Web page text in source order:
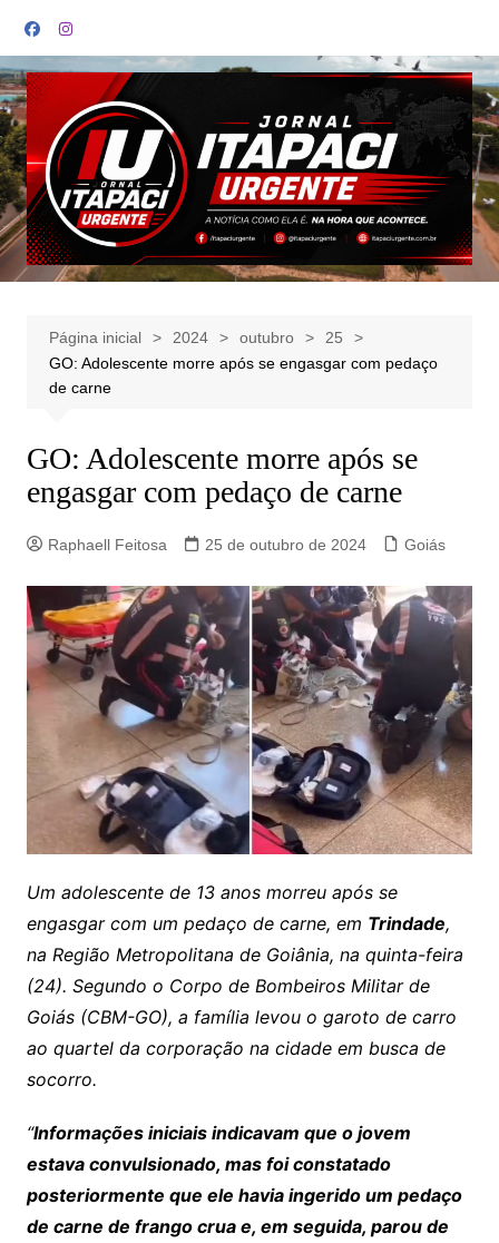
para
o
conteúdo
Página inicial 2024 outubro
25
GO: Adolescente morre após se engasgar com pedaço
de carne
GO: Adolescente morre após se
engasgar com pedaço de carne
Raphaell Feitosa 25 de outubro de 2024 Goiás
Um adolescente de 13 anos morreu após se
engasgar com um pedaço de carne, em Trindade,
na Região Metropolitana de Goiânia, na quinta-feira
(24). Segundo o Corpo de Bombeiros Militar de
Goiás (CBM-GO), a família levou o garoto de carro
ao quartel da corporação na cidade em busca de
socorro.
“Informações iniciais indicavam que o jovem
estava convulsionado, mas foi constatado
posteriormente que ele havia ingerido um pedaço
de carne de frango crua e, em seguida, parou de